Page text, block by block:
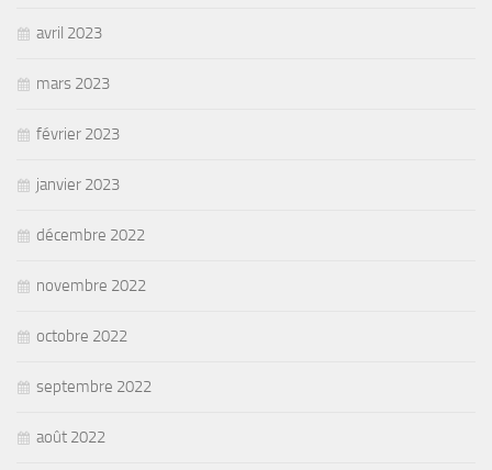
avril 2023
mars 2023
février 2023
janvier 2023
décembre 2022
novembre 2022
octobre 2022
septembre 2022
août 2022